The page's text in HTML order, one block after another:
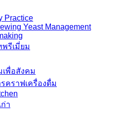
Practice
Yeast Management
รีเมี่ยม
เพื่อสังคม
คราฟเครื่องดื่ม
า